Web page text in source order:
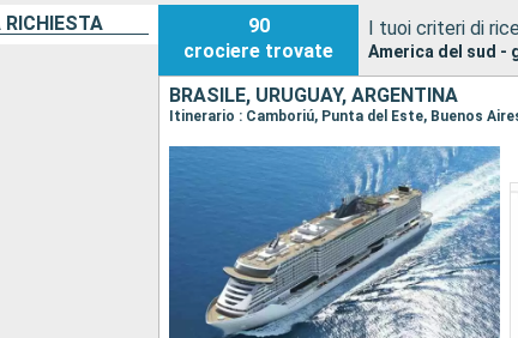
90
crociere trovate
I tuoi criteri di
America del sud -
BRASILE, URUGUAY, ARGENTINA
Itinerario : Camboriú, Punta del Este, Buenos